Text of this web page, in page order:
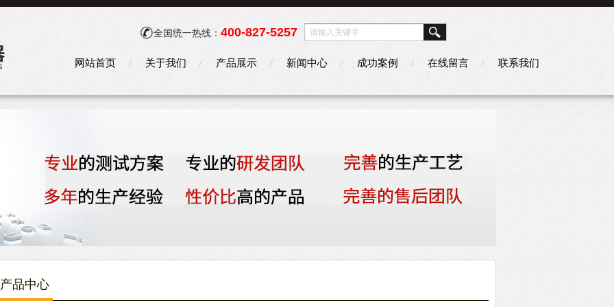
全国统一热线： 400-827-5257
网站首页 关于我们 产品展示 新闻中心 成功案例 在线留言 联系我们
产品中心